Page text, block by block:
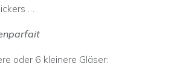
…
oder 6 kleinere Gläser: